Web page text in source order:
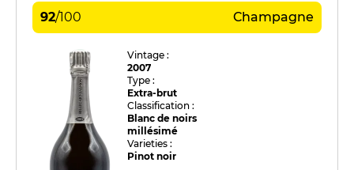
92/100 Champagne
Vintage :
2007
Type :
Extra-brut
Classification :
Blanc de noirs
millésimé
Varieties :
Pinot noir